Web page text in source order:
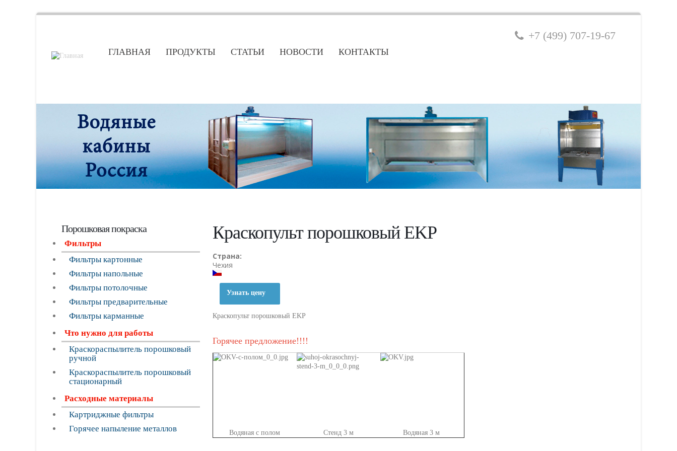
+7 (499) 707-19-67
ГЛАВНАЯ ПРОДУКТЫ СТАТЬИ НОВОСТИ КОНТАКТЫ
Порошковая покраска
Фильтры
Фильтры картонные
Фильтры напольные
Фильтры потолочные
Фильтры предварительные
Фильтры карманные
Что нужно для работы
Краскораспылитель порошковый
ручной
Краскораспылитель порошковый
стационарный
Расходные материалы
Картриджные фильтры
Горячее напыление металлов
Краскопульт порошковый EKP
Страна:
Чехия
Узнать цену
Краскопульт порошковый EKP
Горячее предложение!!!!
Водяная с полом Стенд 3 м Водяная 3 м